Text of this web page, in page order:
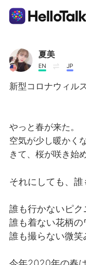
App di scambio
AI Grammar
English
Deutsch
夏美
EN JP
新型コロナウィル
やっと春が来た。
空気が少し暖かく
きて、桜が咲き始
それにしても、誰
誰も行かないピク
誰も着ない花柄の
誰も撮らない微笑